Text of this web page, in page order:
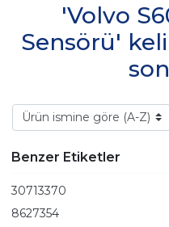
'Volvo
Sensörü'
Benzer Etiketler
30713370
8627354